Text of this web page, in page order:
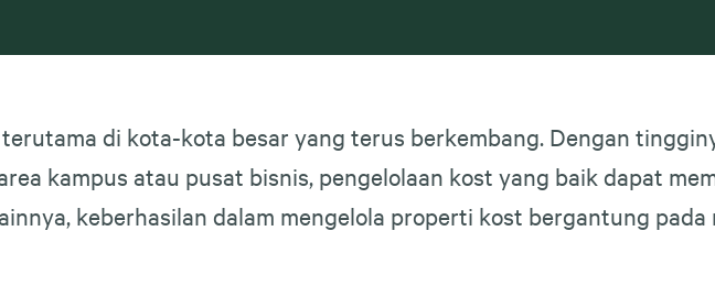
di kota-kota besar yang terus berkembang. Dengan
kampus atau pusat bisnis, pengelolaan kost yang baik dapat
keberhasilan dalam mengelola properti kost bergantung pada